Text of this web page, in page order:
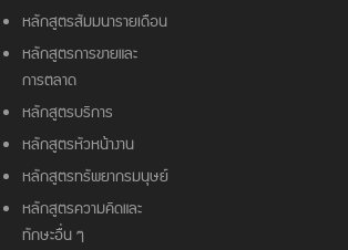
หลักสูตรสัมมนารายเดือน
หลักสูตรการขายและ
การตลาด
หลักสูตรบริการ
หลักสูตรหัวหน้างาน
หลักสูตรทรัพยากรมนุษย์
หลักสูตรความคิดและ
ทักษะอื่น ๆ